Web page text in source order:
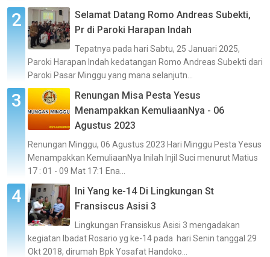
Selamat Datang Romo Andreas Subekti,
Pr di Paroki Harapan Indah
Tepatnya pada hari Sabtu, 25 Januari 2025,
Paroki Harapan Indah kedatangan Romo Andreas Subekti dari
Paroki Pasar Minggu yang mana selanjutn...
Renungan Misa Pesta Yesus
Menampakkan KemuliaanNya - 06
Agustus 2023
Renungan Minggu, 06 Agustus 2023 Hari Minggu Pesta Yesus
Menampakkan KemuliaanNya Inilah Injil Suci menurut Matius
17 : 01 - 09 Mat 17:1 Ena...
Ini Yang ke-14 Di Lingkungan St
Fransiscus Asisi 3
Lingkungan Fransiskus Asisi 3 mengadakan
kegiatan Ibadat Rosario yg ke-14 pada hari Senin tanggal 29
Okt 2018, dirumah Bpk Yosafat Handoko...